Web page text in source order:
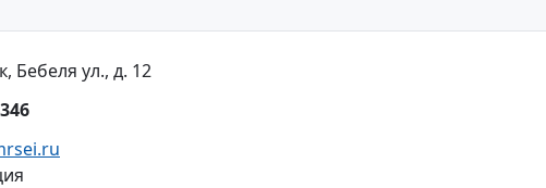
Бебеля ул., д. 12